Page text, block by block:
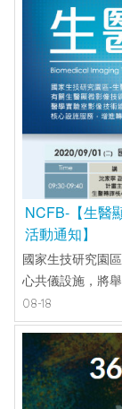
NCFB-【生醫
活動通知】
國家生技研究園
心共儀設施，將
08-18